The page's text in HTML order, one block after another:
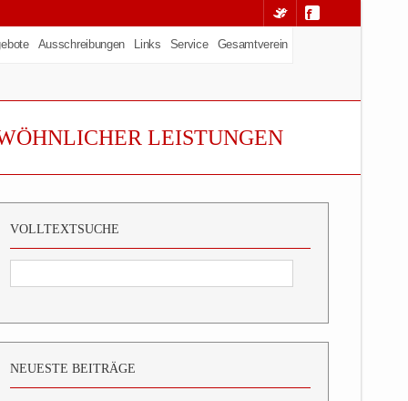
Ausschreibungen Links Service Gesamtverein
LEISTUNGEN
VOLLTEXTSUCHE
NEUESTE BEITRÄGE